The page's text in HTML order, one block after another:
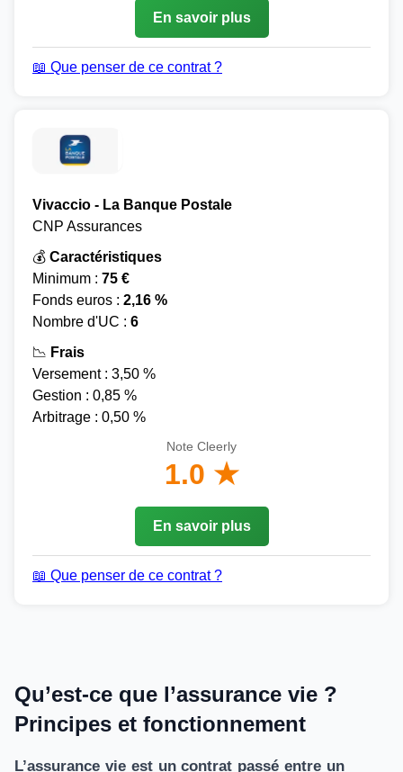
En savoir plus
📖 Que penser de ce contrat ?
Vivaccio - La Banque Postale
CNP Assurances
💰 Caractéristiques
Minimum : 75 €
Fonds euros : 2,16 %
Nombre d'UC : 6
📉 Frais
Versement : 3,50 %
Gestion : 0,85 %
Arbitrage : 0,50 %
Note Cleerly
1.0 ★
En savoir plus
📖 Que penser de ce contrat ?
Qu’est-ce que l’assurance vie ?
Principes et fonctionnement
L’assurance vie est un contrat passé entre un